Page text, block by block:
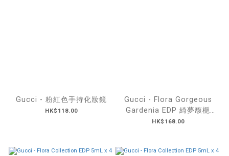
Gucci - 粉紅色手持化妝鏡
HK$118.00
Gucci - Flora Gorgeous
Gardenia EDP 綺夢馥梔
5ml
HK$168.00